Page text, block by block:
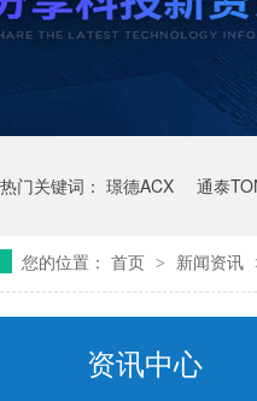
热门关键词： 璟德ACX 通泰
您的位置： 首页 > 新闻资讯
资讯中心